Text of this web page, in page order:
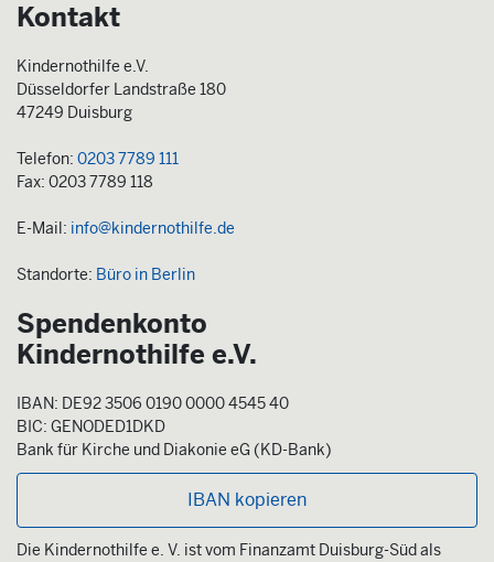
Kontakt
Kindernothilfe e.V.
Düsseldorfer Landstraße 180
47249 Duisburg
Telefon: 0203 7789 111
Fax: 0203 7789 118
E-Mail: info@kindernothilfe.de
Standorte: Büro in Berlin
Spendenkonto
Kindernothilfe e.V.
IBAN: DE92 3506 0190 0000 4545 40
BIC: GENODED1DKD
Bank für Kirche und Diakonie eG (KD-Bank)
IBAN kopieren
Die Kindernothilfe e. V. ist vom Finanzamt Duisburg-Süd als